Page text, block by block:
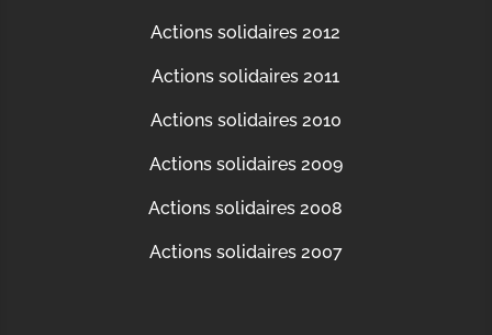
Actions solidaires 2012
Actions solidaires 2011
Actions solidaires 2010
Actions solidaires 2009
Actions solidaires 2008
Actions solidaires 2007